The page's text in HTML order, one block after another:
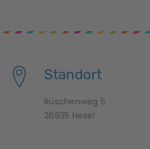
Standort
Rüschenweg 5
26835 Hesel